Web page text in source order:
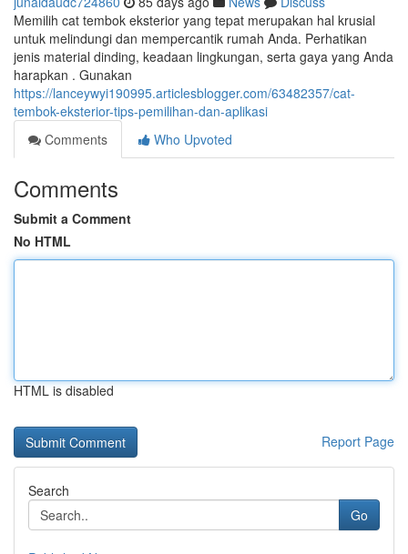
Memilih cat tembok eksterior yang tepat merupakan hal krusial
untuk melindungi dan mempercantik rumah Anda. Perhatikan
jenis material dinding, keadaan lingkungan, serta gaya yang Anda
harapkan . Gunakan
https://lanceywyi190995.articlesblogger.com/63482357/cat-
tembok-eksterior-tips-pemilihan-dan-aplikasi
Comments
Who Upvoted
Comments
Submit a Comment
No HTML
HTML is disabled
Report Page
Search
Go